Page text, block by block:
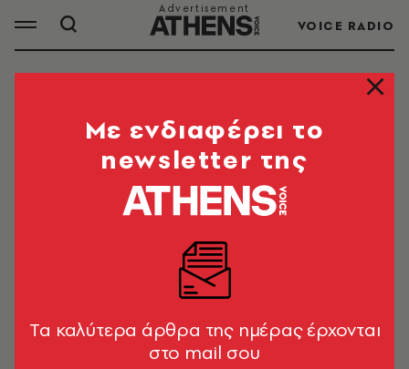
VOICE RADIO
ΑΙΓΑΙΟ ΠΕΛΑΓΟΣ
ΟΛΑ ΤΑ ΑΡΘΡΑ ΤΟΥ TAG
ΠΟΛΙΤΙΚΗ & ΟΙΚΟΝΟΜΙΑ
για το Θαλάσσιο Πάρκο Νοτίου
Αιγαίου 1-Νότιες Κυκλάδες
Mε ενδιαφέρει το
newsletter της
Tα καλύτερα άρθρα της ημέρας έρχονται
στο mail σου